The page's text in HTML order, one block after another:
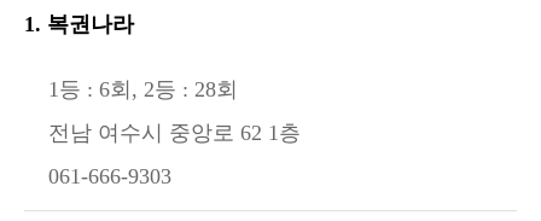
1. 복권나라
1등 : 6회, 2등 : 28회
전남 여수시 중앙로 62 1층
061-666-9303